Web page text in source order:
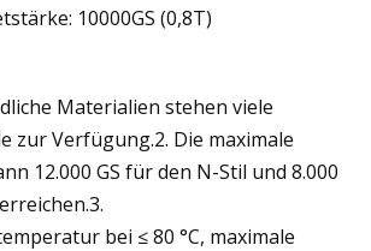
10000GS (0,8T)
Materialien stehen viele
zur Verfügung.2. Die maximale
12.000 GS für den N-Stil und 8.000
bei ≤ 80 °C, maximale